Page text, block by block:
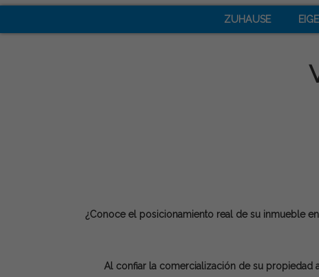
ZUHAUSE
¿Conoce el posicionamiento real de su inmueble
Al confiar la comercialización de su propiedad